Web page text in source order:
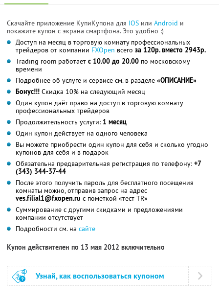
Скачайте приложение КупиКупона для IOS или Android и
покажите купон с экрана смартфона. Это удобно :)
Доступ на месяц в торговую комнату профессиональных
трейдеров от компании FXOpen всего за 120р. вместо 2943р.
Trading room работает с 10.00 до 20.00 по московскому
времени
Подробнее об услуге и сервисе см. в разделе «ОПИСАНИЕ»
Бонус!!! Скидка 10% на следующий месяц
Один купон даёт право на доступ в торговую комнату
профессиональных трейдеров
Продолжительность услуги: 1 месяц
Один купон действует на одного человека
Вы можете приобрести один купон для себя и сколько угодно
купонов для себя и в подарок
Обязательна предварительная регистрация по телефону: +7
(343) 344-37-44
После этого получить пароль для бесплатного посещения
комнаты можно, отправив запрос на адрес
ves.filial1@fxopen.ru с пометкой «тест TR»
Суммирование с другими скидками и предложениями
компании отсутствует
Подробности см. на сайте
Купон действителен по 13 мая 2012 включительно
Узнай, как воспользоваться купоном